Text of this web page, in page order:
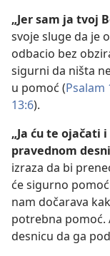
„Jer sam ja tvoj
svoje sluge da je
odbacio bez
sigurni da ništa
u pomoć (Psalam
13:6).
„Ja ću te ojačati
pravednom
izraza da bi
će sigurno
nam dočarava
potrebna pomoć.
desnicu da ga